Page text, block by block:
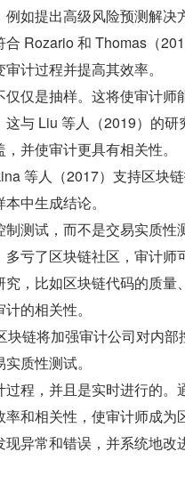
如提出高级风险预测解决
Rozario 和 Thomas（
计过程并提高其效率。
仅是抽样。这将使审计师
与 Liu 等人（2019）的研
并使审计更具有相关性。
等人（2017）支持区块
中生成结论。
测试，而不是交易实质性
亏了区块链社区，审计师
，比如区块链代码的质量
的相关性。
链将加强审计公司对内部
质性测试。
程，并且是实时进行的。
和相关性，使审计师成为
异常和错误，并系统地改